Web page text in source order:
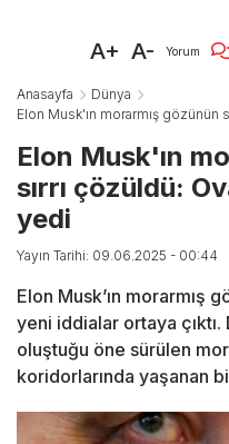
A+ A- Yorum
Anasayfa
Dünya
Elon Musk'ın morarmış
Elon Musk'ın
sırrı çözüldü:
yedi
Yayın Tarihi: 09.06.2025 - 00:44
Elon Musk’ın morarmış
yeni iddialar ortaya
oluştuğu öne sürülen
koridorlarında yaşanan